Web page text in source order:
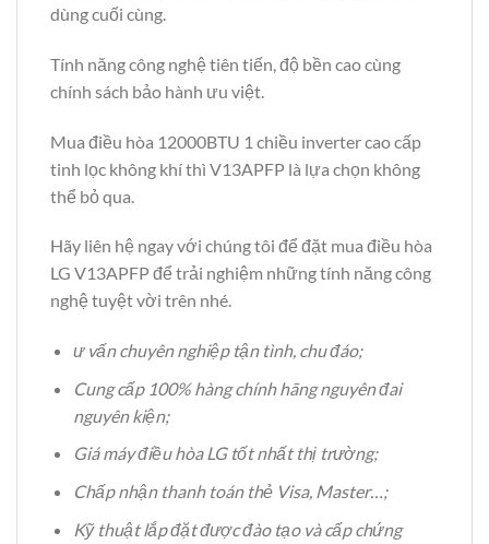
dùng cuối cùng.
Tính năng công nghệ tiên tiến, độ bền cao cùng
chính sách bảo hành ưu việt.
Mua điều hòa 12000BTU 1 chiều inverter cao cấp
tinh lọc không khí thì V13APFP là lựa chọn không
thể bỏ qua.
Hãy liên hệ ngay với chúng tôi để đặt mua điều hòa
LG V13APFP để trải nghiệm những tính năng công
nghệ tuyệt vời trên nhé.
ư vấn chuyên nghiệp tận tình, chu đáo;
Cung cấp 100% hàng chính hãng nguyên đai
nguyên kiện;
Giá máy điều hòa LG tốt nhất thị trường;
Chấp nhận thanh toán thẻ Visa, Master…;
Kỹ thuật lắp đặt được đào tạo và cấp chứng